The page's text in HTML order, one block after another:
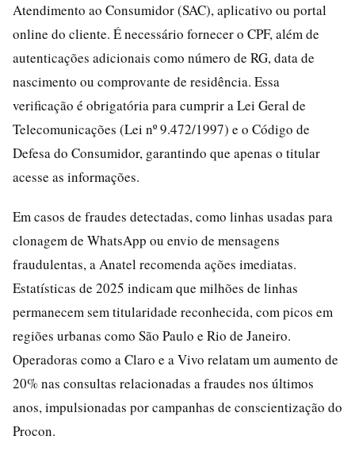
Atendimento ao Consumidor (SAC), aplicativo ou portal
online do cliente. É necessário fornecer o CPF, além de
autenticações adicionais como número de RG, data de
nascimento ou comprovante de residência. Essa
verificação é obrigatória para cumprir a Lei Geral de
Telecomunicações (Lei nº 9.472/1997) e o Código de
Defesa do Consumidor, garantindo que apenas o titular
acesse as informações.
Em casos de fraudes detectadas, como linhas usadas para
clonagem de WhatsApp ou envio de mensagens
fraudulentas, a Anatel recomenda ações imediatas.
Estatísticas de 2025 indicam que milhões de linhas
permanecem sem titularidade reconhecida, com picos em
regiões urbanas como São Paulo e Rio de Janeiro.
Operadoras como a Claro e a Vivo relatam um aumento de
20% nas consultas relacionadas a fraudes nos últimos
anos, impulsionadas por campanhas de conscientização do
Procon.